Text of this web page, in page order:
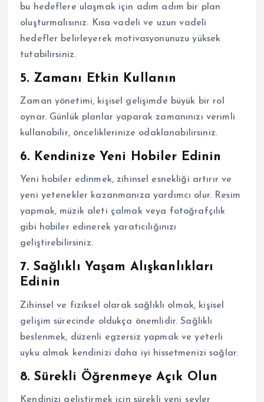
bu hedeflere ulaşmak için adım adım bir plan
oluşturmalısınız. Kısa vadeli ve uzun vadeli
hedefler belirleyerek motivasyonunuzu yüksek
tutabilirsiniz.
5. Zamanı Etkin Kullanın
Zaman yönetimi, kişisel gelişimde büyük bir rol
oynar. Günlük planlar yaparak zamanınızı verimli
kullanabilir, önceliklerinize odaklanabilirsiniz.
6. Kendinize Yeni Hobiler Edinin
Yeni hobiler edinmek, zihinsel esnekliği artırır ve
yeni yetenekler kazanmanıza yardımcı olur. Resim
yapmak, müzik aleti çalmak veya fotoğrafçılık
gibi hobiler edinerek yaratıcılığınızı
geliştirebilirsiniz.
7. Sağlıklı Yaşam Alışkanlıkları
Edinin
Zihinsel ve fiziksel olarak sağlıklı olmak, kişisel
gelişim sürecinde oldukça önemlidir. Sağlıklı
beslenmek, düzenli egzersiz yapmak ve yeterli
uyku almak kendinizi daha iyi hissetmenizi sağlar.
8. Sürekli Öğrenmeye Açık Olun
Kendinizi geliştirmek için sürekli yeni şeyler